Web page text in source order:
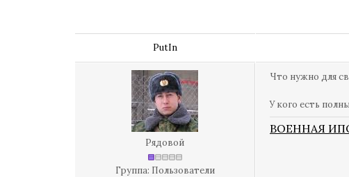
PutIn
Рядовой
Группа: Пользователи
Что нужно для
У кого есть
ВОЕННАЯ